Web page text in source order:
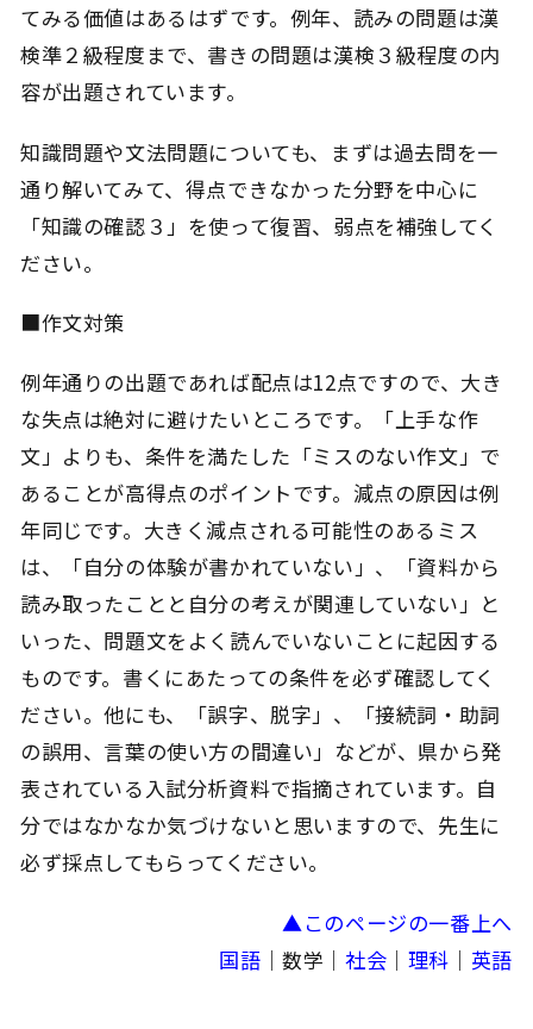
てみる価値はあるはずです。例年、読みの問題は漢
検準２級程度まで、書きの問題は漢検３級程度の内
容が出題されています。
知識問題や文法問題についても、まずは過去問を一
通り解いてみて、得点できなかった分野を中心に
「知識の確認３」を使って復習、弱点を補強してく
ださい。
■作文対策
例年通りの出題であれば配点は12点ですので、大き
な失点は絶対に避けたいところです。「上手な作
文」よりも、条件を満たした「ミスのない作文」で
あることが高得点のポイントです。減点の原因は例
年同じです。大きく減点される可能性のあるミス
は、「自分の体験が書かれていない」、「資料から
読み取ったことと自分の考えが関連していない」と
いった、問題文をよく読んでいないことに起因する
ものです。書くにあたっての条件を必ず確認してく
ださい。他にも、「誤字、脱字」、「接続詞・助詞
の誤用、言葉の使い方の間違い」などが、県から発
表されている入試分析資料で指摘されています。自
分ではなかなか気づけないと思いますので、先生に
必ず採点してもらってください。
▲このページの一番上へ
国語 ｜数学｜社会 ｜ 理科 ｜ 英語